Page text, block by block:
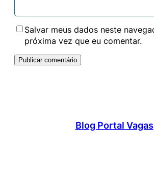
Salvar meus dados neste
próxima vez que eu comentar.
Blog Portal Vagas